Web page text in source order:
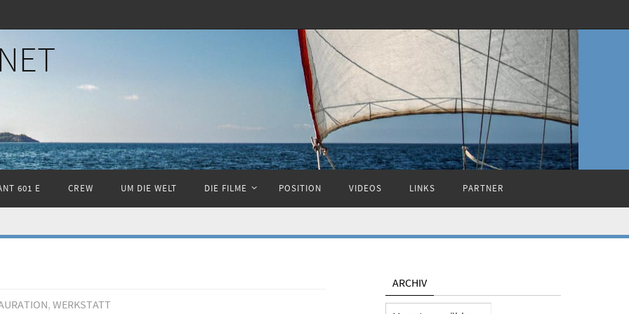
601 E CREW UM DIE WELT DIE FILME POSITION VIDEOS LINKS PARTNER
,WERKSTATT
ARCHIV
Archiv